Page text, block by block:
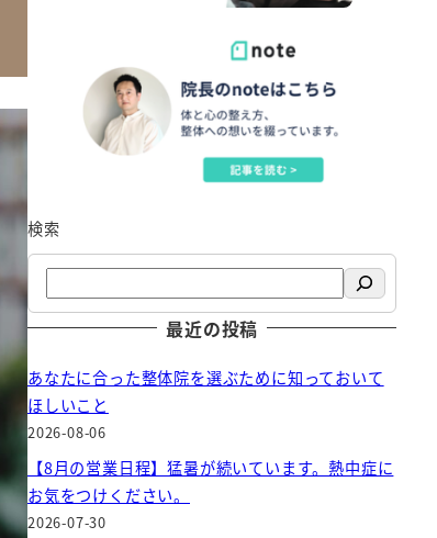
検索
最近の投稿
あなたに合った整体院を選ぶために知っておいて
ほしいこと
2026-08-06
【8月の営業日程】猛暑が続いています。熱中症に
お気をつけください。
2026-07-30